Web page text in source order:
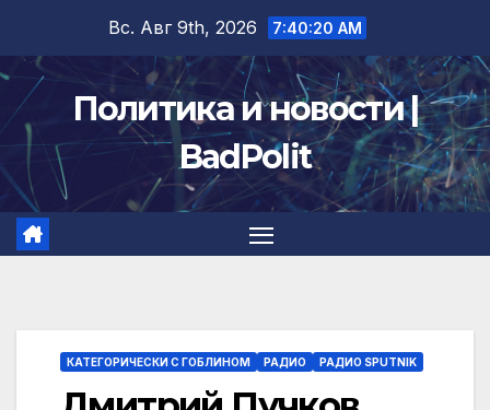
содержимому
Вс. Авг 9th, 2026 7:40:21 AM
Политика и новости |
BadPolit
КАТЕГОРИЧЕСКИ С ГОБЛИНОМ РАДИО РАДИО SPUTNIK